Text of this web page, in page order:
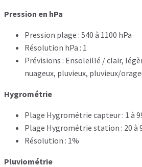
Pression en hPa
Pression plage : 540 à 1100 hPa
Résolution hPa : 1
Prévisions : Ensoleillé / clair,
nuageux, pluvieux, pluvieux/
Hygrométrie
Plage Hygrométrie capteur : 1 à
Plage Hygrométrie station : 20 à
Résolution : 1%
Pluviométrie